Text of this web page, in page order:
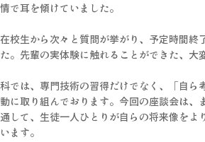
で耳を傾けていました。
校生から次々と質問が挙がり、予定時間
。先輩の実体験に触れることができた、大
では、専門技術の習得だけでなく、「自
に取り組んでおります。今回の座談会は
して、生徒一人ひとりが自らの将来像を
ます。